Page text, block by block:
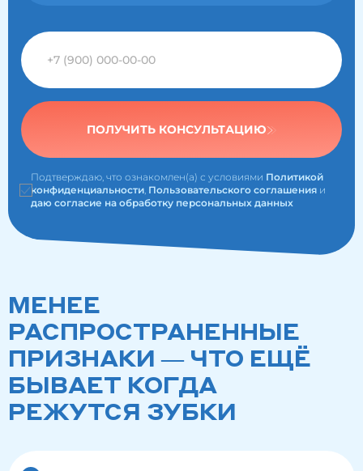
ПОЛУЧИТЬ КОНСУЛЬТАЦИЮ
Подтверждаю, что ознакомлен(а) с условиями Политикой
конфиденциальности, Пользовательского соглашения и
даю согласие на обработку персональных данных
МЕНЕЕ
РАСПРОСТРАНЕННЫЕ
ПРИЗНАКИ — ЧТО ЕЩЁ
БЫВАЕТ КОГДА
РЕЖУТСЯ ЗУБКИ